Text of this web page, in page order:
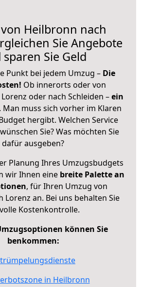
Heilbronn nach
Sie Angebote
Sie Geld
Punkt bei jedem Umzug – Die
Ob innerorts oder von
oder nach Schleiden –ein
. Man muss sich vorher im Klaren
hergibt. Welchen Service
Sie? Was möchten Sie
dafür ausgeben?
Planung Ihres Umzugsbudgets
wir Ihnen eine breite Palette an
, für Ihren Umzug von
Lorenz an. Bei uns behalten Sie
Kostenkontrolle.
können Sie
benkommen:
in Heilbronn